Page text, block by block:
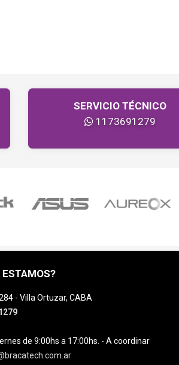
SERVICIO TÉCNICO
1173691279
ESTAMOS?
- Villa Ortuzar, CABA
de 9:00hs a 17:00hs. - A coordinar